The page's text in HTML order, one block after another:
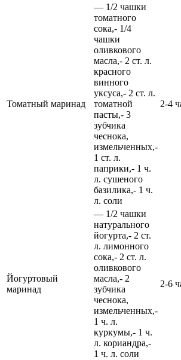
Томатный маринад
— 1/2 чашки
томатного
сока,- 1/4
чашки
оливкового
масла,- 2 ст. л.
красного
винного
уксуса,- 2 ст. л.
томатной
пасты,- 3
зубчика
чеснока,
измельченных,-
1 ст. л.
паприки,- 1 ч.
л. сушеного
базилика,- 1 ч.
л. соли
2-4
Йогуртовый
маринад
— 1/2 чашки
натурального
йогурта,- 2 ст.
л. лимонного
сока,- 2 ст. л.
оливкового
масла,- 2
зубчика
чеснока,
измельченных,-
1 ч. л.
куркумы,- 1 ч.
л. кориандра,-
1 ч. л. соли
2-6